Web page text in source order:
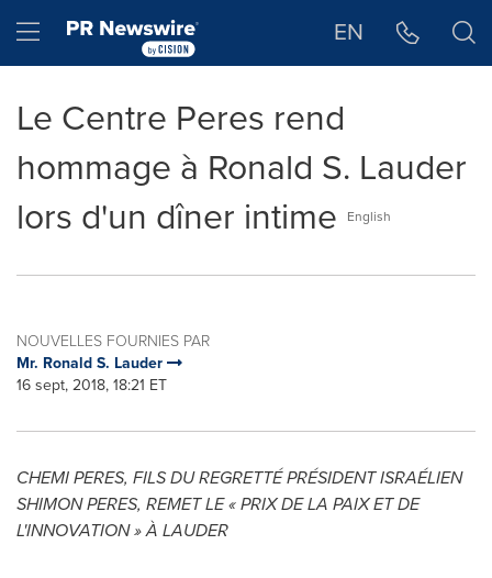
Hamburger menu EN
Le Centre Peres rend
hommage à Ronald S. Lauder
lors d'un dîner intime
English
NOUVELLES FOURNIES PAR
Mr. Ronald S. Lauder
16 sept, 2018, 18:21 ET
CHEMI PERES, FILS DU REGRETTÉ PRÉSIDENT ISRAÉLIEN
SHIMON PERES, REMET LE « PRIX DE LA PAIX ET DE
L'INNOVATION » À LAUDER